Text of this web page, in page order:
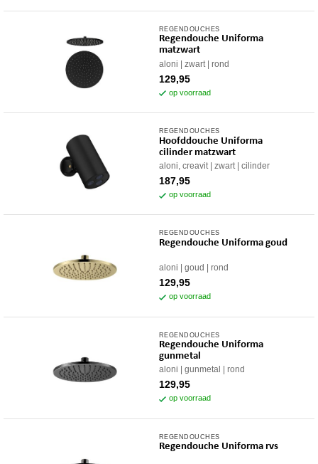
REGENDOUCHES
Regendouche Uniforma
matzwart
aloni zwart rond
129,95
op voorraad
REGENDOUCHES
Hoofddouche Uniforma
cilinder matzwart
aloni, creavit zwart cilinder
187,95
op voorraad
REGENDOUCHES
Regendouche Uniforma goud
aloni goud rond
129,95
op voorraad
REGENDOUCHES
Regendouche Uniforma
gunmetal
aloni gunmetal rond
129,95
op voorraad
REGENDOUCHES
Regendouche Uniforma rvs